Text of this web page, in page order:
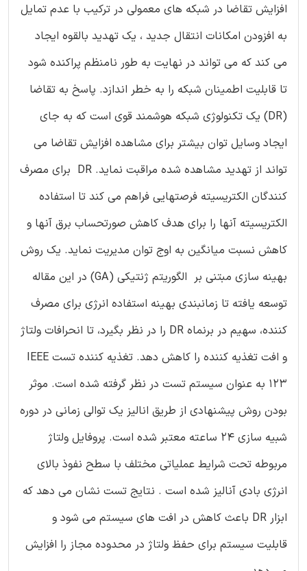
افزایش تقاضا در شبکه های معمولی در ترکیب با عدم تمایل
به افزودن امکانات انتقال جدید ، یک تهدید بالقوه ایجاد
می کند که می تواند در نهایت به طور نامنظم پراکنده شود
تا قابلیت اطمینان شبکه را به خطر اندازد. پاسخ به تقاضا
(DR) یک تکنولوژی شبکه هوشمند قوی است که به جای
ایجاد وسایل توان بیشتر برای مشاهده افزایش تقاضا می
تواند از تهدید مشاهده شده مراقبت نماید. DR برای مصرف
کنندگان الکتریسیته فرصتهایی فراهم می کند تا استفاده
الکتریسیته آنها را برای هدف کاهش صورتحساب برق آنها و
کاهش نسبت میانگین به اوج توان مدیریت نماید. یک روش
بهینه سازی مبتنی بر الگوریتم ژنتیکی (GA) در این مقاله
توسعه یافته تا زمانبندی بهینه استفاده انرژی برای مصرف
کننده، سهیم در برنماه DR را در نظر بگیرد، تا انحرافات ولتاژ
و افت تغذیه کننده را کاهش دهد. تغذیه کننده تست IEEE
123 به عنوان سیستم تست در نظر گرفته شده است. موثر
بودن روش پیشنهادی از طریق انالیز یک توالی زمانی در دوره
شبیه سازی 24 ساعته معتبر شده است. پروفایل ولتاژ
مربوطه تحت شرایط عملیاتی مختلف با سطح نفوذ بالای
انرژی بادی آنالیز شده است . نتایج تست نشان می دهد که
ابزار DR باعث کاهش در افت های سیستم می شود و
قابلیت سیستم برای حفظ ولتاژ در محدوده مجاز را افزایش